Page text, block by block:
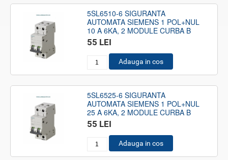
5SL6510-6 SIGURANTA
AUTOMATA SIEMENS 1 POL+NUL
10 A 6KA, 2 MODULE CURBA B
55 LEI
Adauga in cos
5SL6525-6 SIGURANTA
AUTOMATA SIEMENS 1 POL+NUL
25 A 6KA, 2 MODULE CURBA B
55 LEI
Adauga in cos